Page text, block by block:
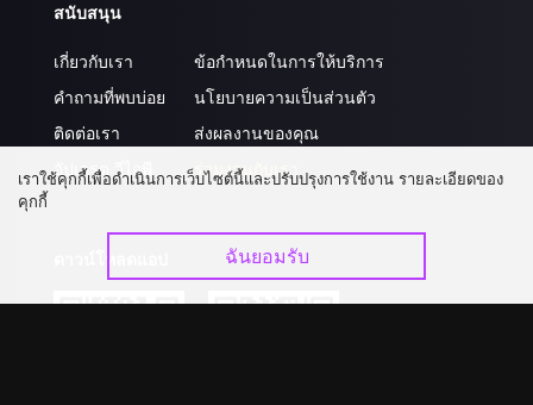
สนับสนุน
เกี่ยวกับเรา
คำถามที่พบบ่อย
ติดต่อเรา
อัปเกรด วีไอพี
ข้อกำหนดในการให้บริการ
นโยบายความเป็นส่วนตัว
ส่งผลงานของคุณ
ร่วมงานกับเรา
เราใช้คุกกี้เพื่อดำเนินการเว็บไซต์นี้และปรับปรุงการใช้งาน รายละเอียดของ
คุกกี้
ฉันยอมรับ